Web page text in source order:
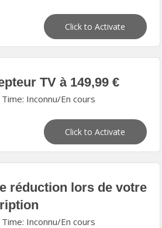
Click to Activate
TV à 149,99 €
Inconnu/En cours
Click to Activate
réduction lors de votre
Inconnu/En cours